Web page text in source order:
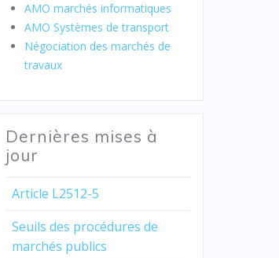
AMO marchés informatiques
AMO Systèmes de transport
Négociation des marchés de
travaux
Dernières mises à
jour
Article L2512-5
Seuils des procédures de
marchés publics